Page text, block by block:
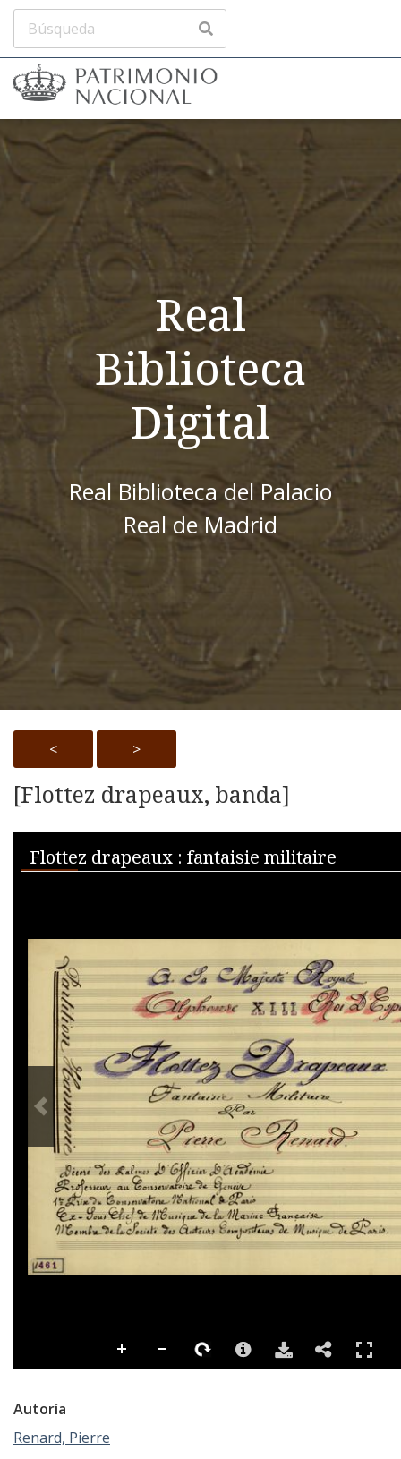
Real
Biblioteca
Digital
Real Biblioteca del Palacio
Real de Madrid
< >
[Flottez drapeaux, banda]
Media Viewer
Flottez drapeaux : fantaisie militaire
PREVIOUS IMAGE
Autoría
Renard, Pierre